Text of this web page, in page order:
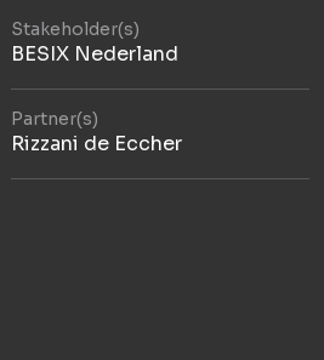
Stakeholder(s)
BESIX Nederland
Partner(s)
Rizzani de Eccher